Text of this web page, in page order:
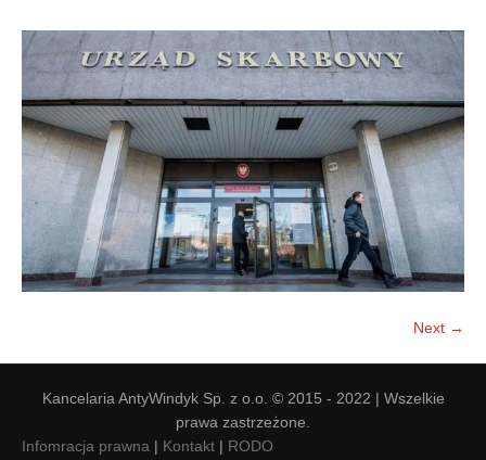
Doradztwo prawne
Doradztwo & konsulting
Negocjacje z wierzycielami
Doradztwo & konsulting
Next →
Kancelaria AntyWindyk Sp. z o.o. © 2015 - 2022 | Wszelkie
prawa zastrzeżone.
Infomracja prawna | Kontakt | RODO